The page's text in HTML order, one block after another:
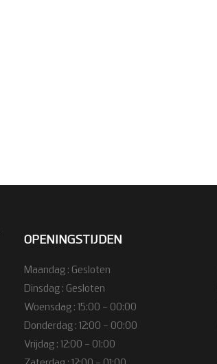
OPENINGSTIJDEN
Maandag : Gesloten
Dinsdag : Gesloten
Woensdag : 15:00 – 00:00
Donderdag : 12:00 – 00:00
Vrijdag : 12:00 – 01:00